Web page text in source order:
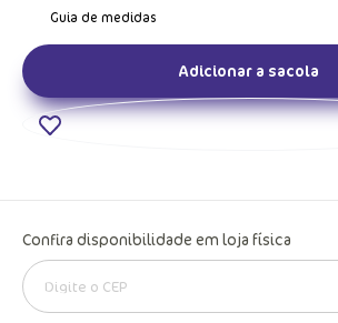
Adicionar a sacola
Confira disponibilidade em loja física